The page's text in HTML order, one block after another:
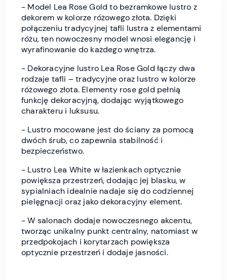
- Model Lea Rose Gold to bezramkowe lustro z
dekorem w kolorze różowego złota. Dzięki
połączeniu tradycyjnej tafli lustra z elementami
różu, ten nowoczesny model wnosi elegancję i
wyrafinowanie do każdego wnętrza.
- Dekoracyjne lustro Lea Rose Gold łączy dwa
rodzaje tafli – tradycyjne oraz lustro w kolorze
różowego złota. Elementy rose gold pełnią
funkcję dekoracyjną, dodając wyjątkowego
charakteru i luksusu.
- Lustro mocowane jest do ściany za pomocą
dwóch śrub, co zapewnia stabilność i
bezpieczeństwo.
- Lustro Lea White w łazienkach optycznie
powiększa przestrzeń, dodając jej blasku, w
sypialniach idealnie nadaje się do codziennej
pielęgnacji oraz jako dekoracyjny element.
- W salonach dodaje nowoczesnego akcentu,
tworząc unikalny punkt centralny, natomiast w
przedpokojach i korytarzach powiększa
optycznie przestrzeń i dodaje jasności.